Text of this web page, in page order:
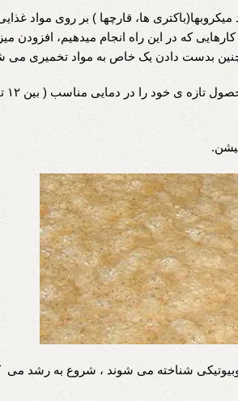
ها، قارچها ) بر روی مواد
که در این راه انجام میدهیم،
بدست دادن یک خاص به مواد تخمیری می
شناخته می شوند ، شروع به رشد می